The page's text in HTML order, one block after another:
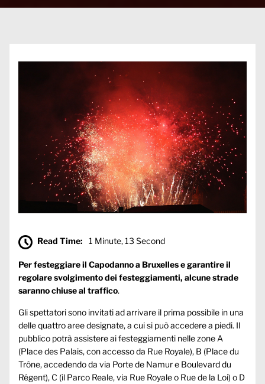
Read Time: 1 Minute, 13 Second
Per festeggiare il Capodanno a Bruxelles e garantire il
regolare svolgimento dei festeggiamenti, alcune strade
saranno chiuse al traffico.
Gli spettatori sono invitati ad arrivare il prima possibile in una
delle quattro aree designate, a cui si può accedere a piedi. Il
pubblico potrà assistere ai festeggiamenti nelle zone A
(Place des Palais, con accesso da Rue Royale), B (Place du
Trône, accedendo da via Porte de Namur e Boulevard du
Régent), C (il Parco Reale, via Rue Royale o Rue de la Loi) o D